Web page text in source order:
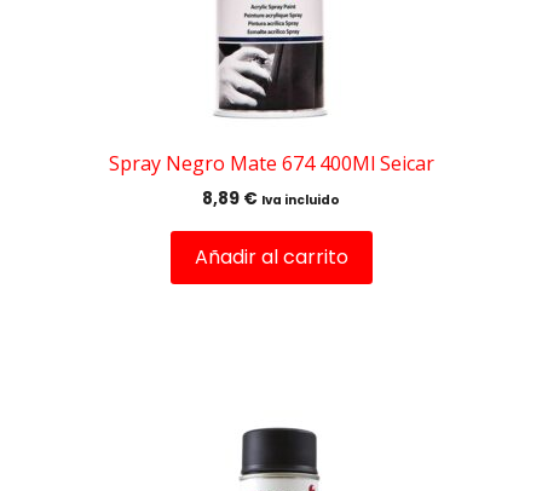
Spray Negro Mate 674 400Ml Seicar
8,89 € Iva incluido
Añadir al carrito